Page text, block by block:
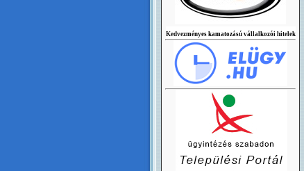
Kedvezményes kamatozású vállalkozói hitelek